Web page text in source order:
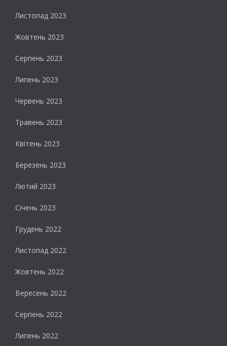
Листопад 2023
Жовтень 2023
Серпень 2023
Липень 2023
Червень 2023
Травень 2023
Квітень 2023
Березень 2023
Лютий 2023
Січень 2023
Грудень 2022
Листопад 2022
Жовтень 2022
Вересень 2022
Серпень 2022
Липень 2022